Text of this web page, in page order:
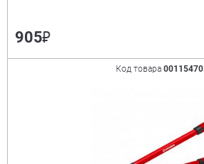
905₽
Код товара 00115470